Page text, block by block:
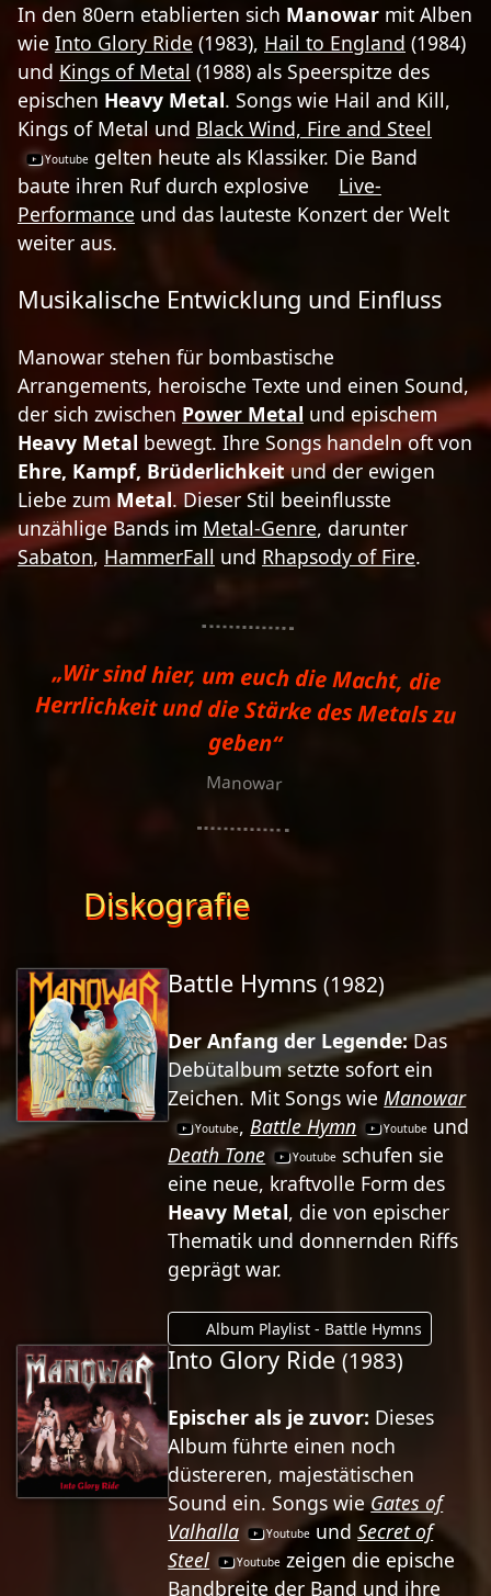
In den 80ern etablierten sich Manowar mit Alben
wie Into Glory Ride (1983), Hail to England (1984)
und Kings of Metal (1988) als Speerspitze des
epischen Heavy Metal. Songs wie Hail and Kill,
Kings of Metal und Black Wind, Fire and Steel
gelten heute als Klassiker. Die Band
baute ihren Ruf durch explosive
Live-
Performance und das lauteste Konzert der Welt
weiter aus.
Musikalische Entwicklung und Einfluss
Manowar stehen für bombastische
Arrangements, heroische Texte und einen Sound,
der sich zwischen Power Metal und epischem
Heavy Metal bewegt. Ihre Songs handeln oft von
Ehre, Kampf, Brüderlichkeitund der ewigen
Liebe zumMetal. Dieser Stil beeinflusste
unzählige Bands im Metal-Genre, darunter
Sabaton, HammerFall und Rhapsody of Fire.
„Wir sind hier, um euch die Macht, die
Herrlichkeit und die Stärke des Metals zu
geben“
Manowar
Diskografie
Battle Hymns(1982)
Der Anfang der Legende:Das
Debütalbum setzte sofort ein
Zeichen. Mit Songs wieManowar
,Battle Hymn
und
Death Tone
schufen sie
eine neue, kraftvolle Form des
Heavy Metal, die von epischer
Thematik und donnernden Riffs
geprägt war.
Album Playlist - Battle Hymns
Into Glory Ride(1983)
Epischer als je zuvor: Dieses
Album führte einen noch
düstereren, majestätischen
Sound ein. Songs wieGates of
Valhalla
undSecret of
Steel
zeigen die epische
Bandbreite der Band und ihre